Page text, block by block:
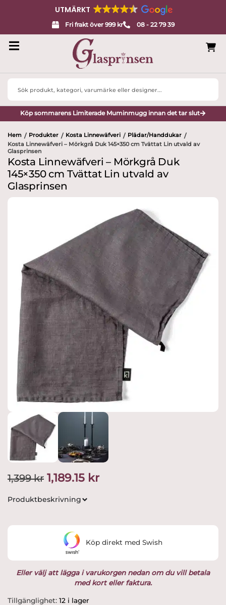
UTMÄRKT
Fri frakt över 999 kr 08 - 22 79 39
Search
Köp sommarens Limiterade Muminmugg innan det tar slut
Hem / Produkter / Kosta Linnewäfveri / Plädar/Handdukar /
Kosta Linnewäfveri – Mörkgrå Duk 145×350 cm Tvättat Lin utvald av
Glasprinsen
Kosta Linnewäfveri – Mörkgrå Duk
145×350 cm Tvättat Lin utvald av
Glasprinsen
1,399kr Det
ursprungliga
var:
1,399 kr.
1,189.15 krDet
1,189.15 kr.
Produktbeskrivning
Eller välj att lägga i varukorgen nedan om du vill betala
med kort eller faktura.
Tillgänglighet: 12 i lager
Kosta
Köp direkt med Swish